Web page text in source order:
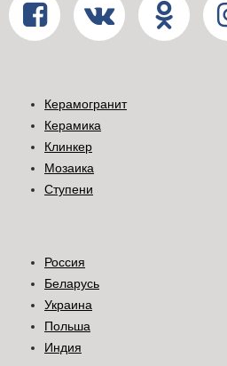
Керамогранит
Керамика
Клинкер
Мозаика
Ступени
Россия
Беларусь
Украина
Польша
Индия